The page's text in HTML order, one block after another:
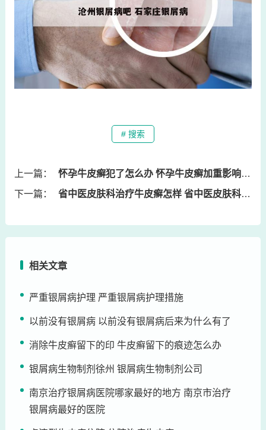
# 搜索
上一篇：
怀孕牛皮癣犯了怎么办 怀孕牛皮癣加重影响胎儿吗
下一篇：
省中医皮肤科治疗牛皮癣怎样 省中医皮肤科治疗牛皮癣怎样样
相关文章
严重银屑病护理 严重银屑病护理措施
以前没有银屑病 以前没有银屑病后来为什么有了
消除牛皮癣留下的印 牛皮癣留下的痕迹怎么办
银屑病生物制剂徐州 银屑病生物制剂公司
南京治疗银屑病医院哪家最好的地方 南京市治疗
银屑病最好的医院